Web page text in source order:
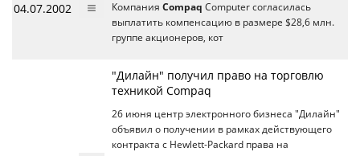
04.07.2002 Компания Compaq Computer согласилась
выплатить компенсацию в размере $28,6 млн.
группе акционеров, кот
"Дилайн" получил право на торговлю
техникой Compaq
26 июня центр электронного бизнеса "Дилайн"
объявил о получении в рамках действующего
контракта с Hewlett-Packard права на